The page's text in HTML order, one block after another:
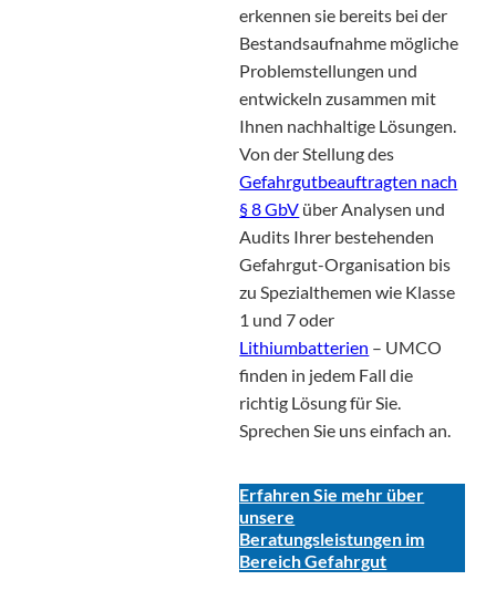
erkennen sie bereits bei der
Bestandsaufnahme mögliche
Problemstellungen und
entwickeln zusammen mit
Ihnen nachhaltige Lösungen.
Von der Stellung des
Gefahrgutbeauftragten nach
§ 8 GbV über Analysen und
Audits Ihrer bestehenden
Gefahrgut-Organisation bis
zu Spezialthemen wie Klasse
1 und 7 oder
Lithiumbatterien – UMCO
finden in jedem Fall die
richtig Lösung für Sie.
Sprechen Sie uns einfach an.
Erfahren Sie mehr über
unsere
Beratungsleistungen im
Bereich Gefahrgut